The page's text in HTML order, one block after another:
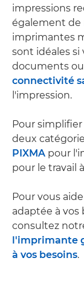
impressions
également de
imprimantes
sont idéales si
documents
connectivité
l'impression.
Pour
deux
PIXMA pour
pour le travail
Pour vous
adaptée à vos
consultez
l'imprimante
à vos besoins.